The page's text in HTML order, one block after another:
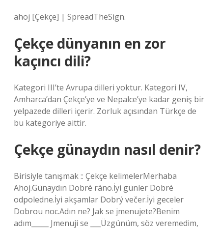
ahoj [Çekçe] | SpreadTheSign.
Çekçe dünyanın en zor
kaçıncı dili?
Kategori III’te Avrupa dilleri yoktur. Kategori IV,
Amharca’dan Çekçe’ye ve Nepalce’ye kadar geniş bir
yelpazede dilleri içerir. Zorluk açısından Türkçe de
bu kategoriye aittir.
Çekçe günaydın nasıl denir?
Birisiyle tanışmak :: Çekçe kelimelerMerhaba
Ahoj.Günaydın Dobré ráno.İyi günler Dobré
odpoledne.İyi akşamlar Dobrý večer.İyi geceler
Dobrou noc.Adın ne? Jak se jmenujete?Benim
adım_____ Jmenuji se ___Üzgünüm, söz veremedim,